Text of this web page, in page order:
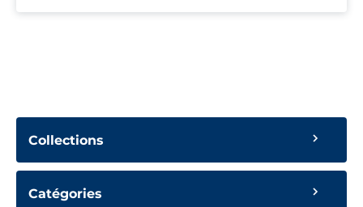
Collections
Catégories